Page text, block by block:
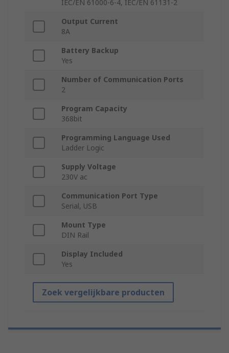
IEC/EN 61000-6-4, IEC/EN 61131-2
Output Current
8A
Battery Backup
Yes
Number of Communication Ports
2
Program Capacity
368bit
Programming Language Used
Ladder Logic
Supply Voltage
230V ac
Communication Port Type
Serial, USB
Mount Type
DIN Rail
Display Included
Yes
Zoek vergelijkbare producten